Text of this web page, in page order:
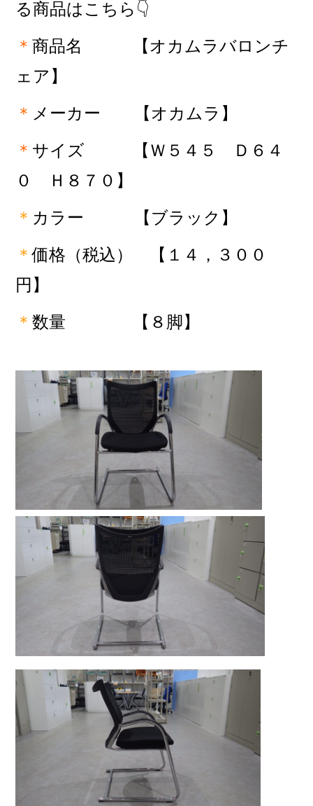
る商品はこちら👇
＊商品名 【オカムラバロンチ
ェア 】
＊ メーカー 【オカムラ 】
＊ サイズ 【Ｗ５４５ Ｄ６４
０ Ｈ８７０】
＊ カラー 【ブラック】
＊価格（税込） 【１４，３００
円】
＊数量 【８脚】